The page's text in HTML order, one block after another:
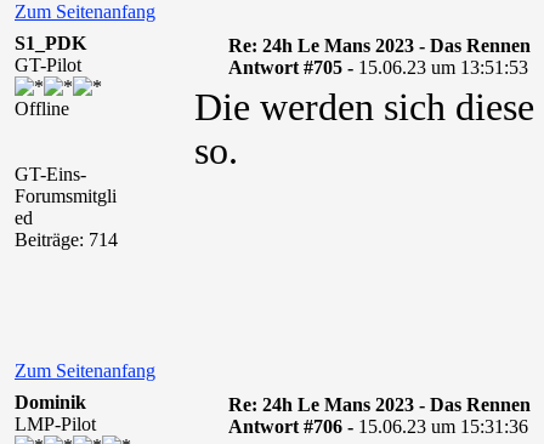
Zum Seitenanfang
S1_PDK
GT-Pilot
Offline
GT-Eins-
Forumsmitgli
ed
Beiträge: 714
Re: 24h Le Mans 2023 - Das Rennen
Antwort #705 - 15.06.23 um 13:51:53
Die werden sich
so.
Zum Seitenanfang
Dominik
LMP-Pilot
Re: 24h Le Mans 2023 - Das Rennen
Antwort #706 - 15.06.23 um 15:31:36